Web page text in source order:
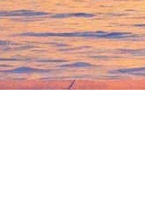
воскресенье